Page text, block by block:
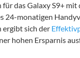
das Galaxy S9+ mit
24-monatigen
ergibt sich der
hohen Ersparnis